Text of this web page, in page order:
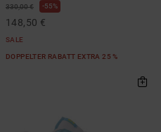
330,00 € 55%
148,50 €
SALE
DOPPELTER RABATT EXTRA 25 %